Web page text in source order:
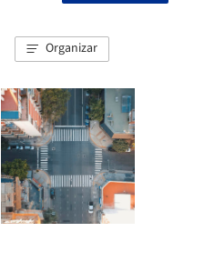
Organizar